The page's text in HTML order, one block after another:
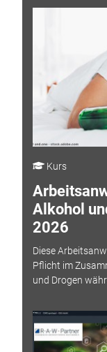
Kurs
Alkohol
2026
Diese
Pflicht im
und Drogen